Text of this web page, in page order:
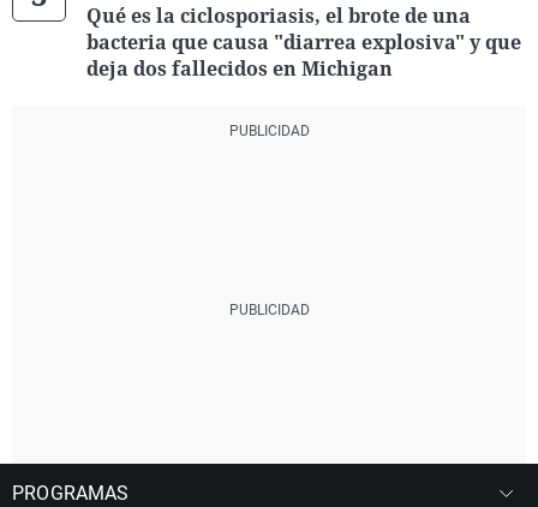
Qué es la ciclosporiasis, el brote de una
bacteria que causa "diarrea explosiva" y que
deja dos fallecidos en Michigan
PROGRAMAS